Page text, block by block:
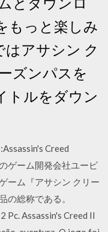
もっと楽しみ
はアサシン ク
ズンパスを
トルをダウン
Creed
ゲーム開発会社ユービ
ーム『アサシン クリー
の総称である。
Pc. Assassin's Creed II